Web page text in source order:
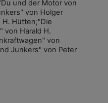
und der Motor von
von Holger
Hütten;"Die
von Harald H.
von
Junkers" von Peter